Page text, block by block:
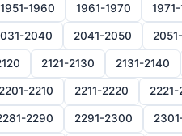
1951-1960 1961-1970
2040 2041-2050
2121-2130 2131-2140
2201-2210 2211-2220
2290 2291-2300